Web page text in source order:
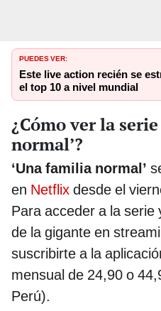
PUEDES VER:
Este live action recién se
el top 10 a nivel mundial
¿Cómo ver la
normal’?
‘Una familia normal’
en Netflix desde el
Para acceder a la
de la gigante en
suscribirte a la
mensual de 24,90 o
Perú).